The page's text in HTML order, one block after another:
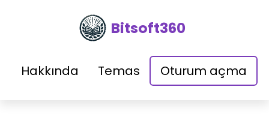
Bitsoft360
Hakkında Temas Oturum açma